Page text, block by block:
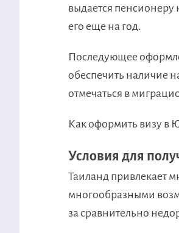
выдается пенсионеру
его еще на год.
Последующее
обеспечить наличие
отмечаться в
Как оформить визу в
Условия для
Таиланд привлекает
многообразными
за сравнительно